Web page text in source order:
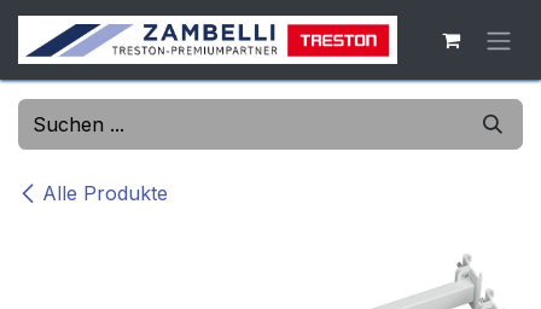
Zum Inhalt springen
Alle Produkte